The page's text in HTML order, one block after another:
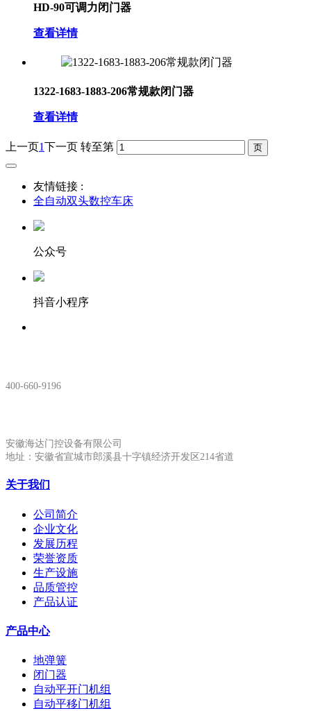
HD-90可调力闭门器
查看详情
1322-1683-1883-206常规款闭门器
查看详情
上一页1下一页 转至第
友情链接 :
全自动双头数控车床
公众号
抖音小程序
400-660-9196
安徽海达门控设备有限公司
地址：安徽省宣城市郎溪县十字镇经济开发区214省道
关于我们
公司简介
企业文化
发展历程
荣誉资质
生产设施
品质管控
产品认证
产品中心
地弹簧
闭门器
自动平开门机组
自动平移门机组